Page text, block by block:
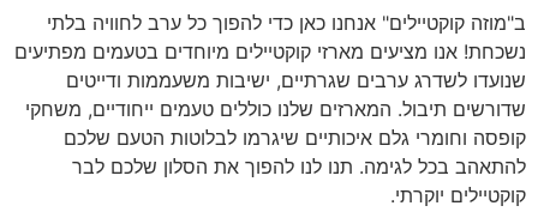
ב"מוזה קוקטיילים" אנחנו כאן כדי להפוך כל ערב לחוויה בלתי
נשכחת! אנו מציעים מארזי קוקטיילים מיוחדים בטעמים מפתיעים
שנועדו לשדרג ערבים שגרתיים, ישיבות משעממות ודייטים
שדורשים תיבול. המארזים שלנו כוללים טעמים ייחודיים, משחקי
קופסה וחומרי גלם איכותיים שיגרמו לבלוטות הטעם שלכם
להתאהב בכל לגימה. תנו לנו להפוך את הסלון שלכם לבר
קוקטיילים יוקרתי.